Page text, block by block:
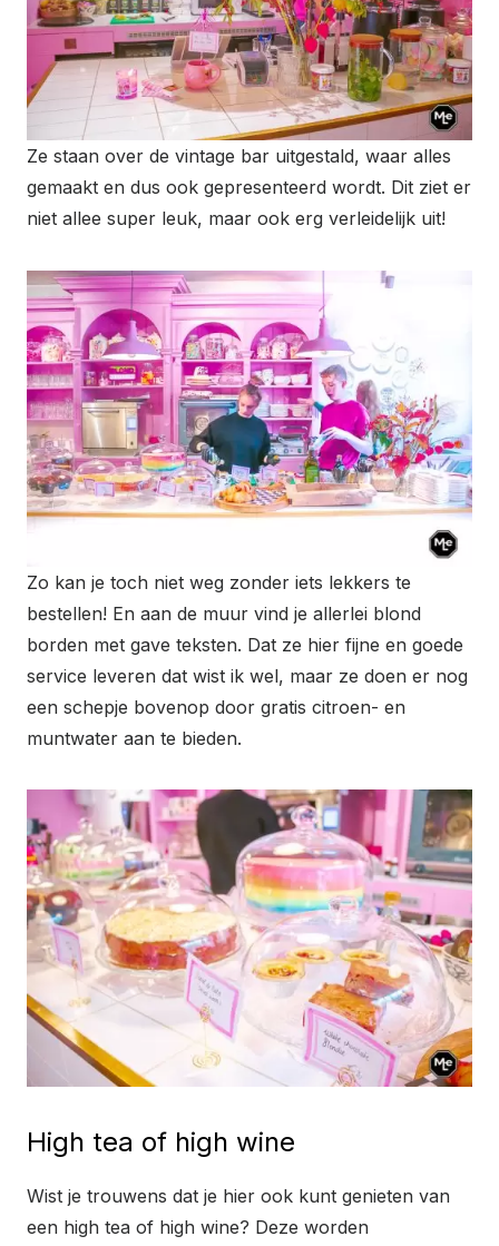
Ze staan over de vintage bar uitgestald, waar alles
gemaakt en dus ook gepresenteerd wordt. Dit ziet er
niet allee super leuk, maar ook erg verleidelijk uit!
Zo kan je toch niet weg zonder iets lekkers te
bestellen! En aan de muur vind je allerlei blond
borden met gave teksten. Dat ze hier fijne en goede
service leveren dat wist ik wel, maar ze doen er nog
een schepje bovenop door gratis citroen- en
muntwater aan te bieden.
High tea of high wine
Wist je trouwens dat je hier ook kunt genieten van
een high tea of high wine? Deze worden